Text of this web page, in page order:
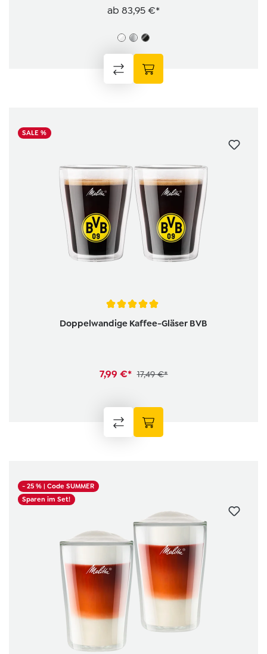
ab 83,95 €*
SALE %
Durchschnittliche Bewertung von 5 von 5 Sternen
Doppelwandige Kaffee-Gläser BVB
7,99 €* 17,49 €*
- 25 %| Code SUMMER
Sparen im Set!